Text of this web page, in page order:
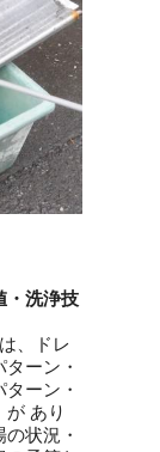
・洗浄技
、ドレ
ーン・
ーン・
あり
状況・